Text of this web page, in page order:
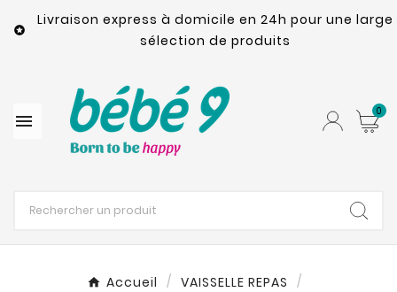

Livraison express à domicile en 24h pour une large
sélection de produits
 0
Accueil
VAISSELLE REPAS